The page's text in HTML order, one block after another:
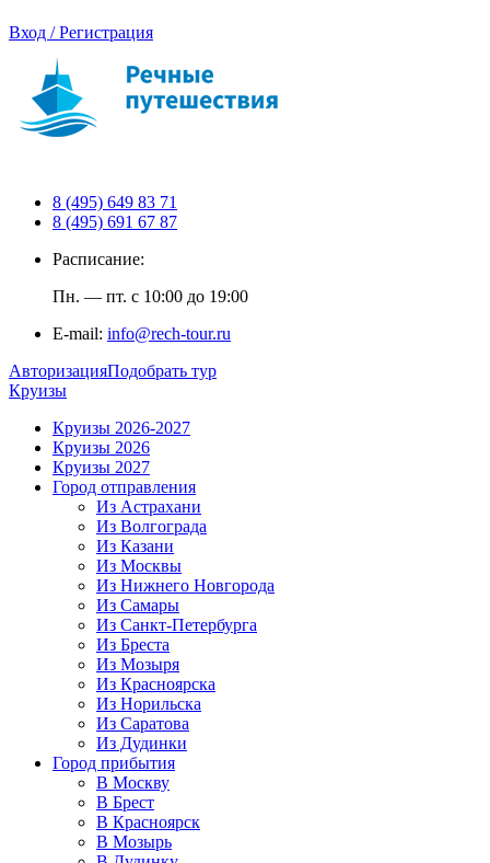
Вход / Регистрация
8 (495) 649 83 71
8 (495) 691 67 87
Расписание:
Пн. — пт. с 10:00 до 19:00
E-mail: info@rech-tour.ru
АвторизацияПодобрать тур
Круизы
Круизы 2026-2027
Круизы 2026
Круизы 2027
Город отправления
Из Астрахани
Из Волгограда
Из Казани
Из Москвы
Из Нижнего Новгорода
Из Самары
Из Санкт-Петербурга
Из Бреста
Из Мозыря
Из Красноярска
Из Норильска
Из Саратова
Из Дудинки
Город прибытия
В Москву
В Брест
В Красноярск
В Мозырь